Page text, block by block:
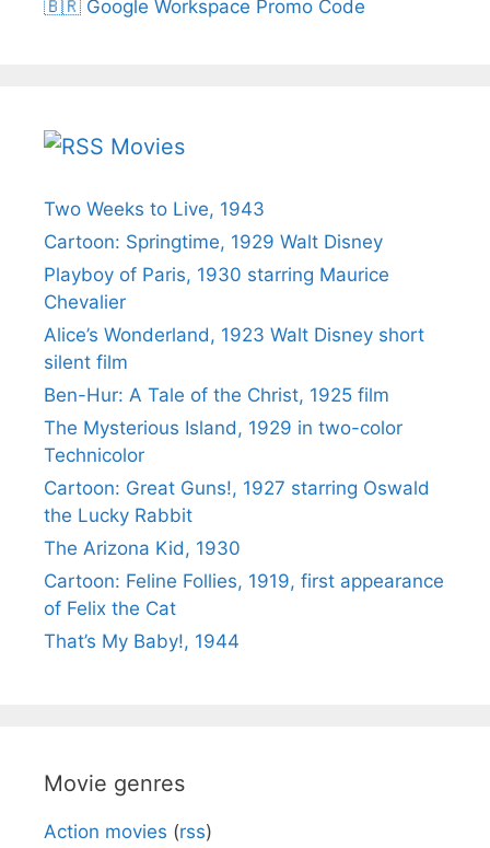
🇧🇷 Google Workspace Promo Code
Movies
Two Weeks to Live, 1943
Cartoon: Springtime, 1929 Walt Disney
Playboy of Paris, 1930 starring Maurice
Chevalier
Alice’s Wonderland, 1923 Walt Disney short
silent film
Ben-Hur: A Tale of the Christ, 1925 film
The Mysterious Island, 1929 in two-color
Technicolor
Cartoon: Great Guns!, 1927 starring Oswald
the Lucky Rabbit
The Arizona Kid, 1930
Cartoon: Feline Follies, 1919, first appearance
of Felix the Cat
That’s My Baby!, 1944
Movie genres
Action movies (rss)